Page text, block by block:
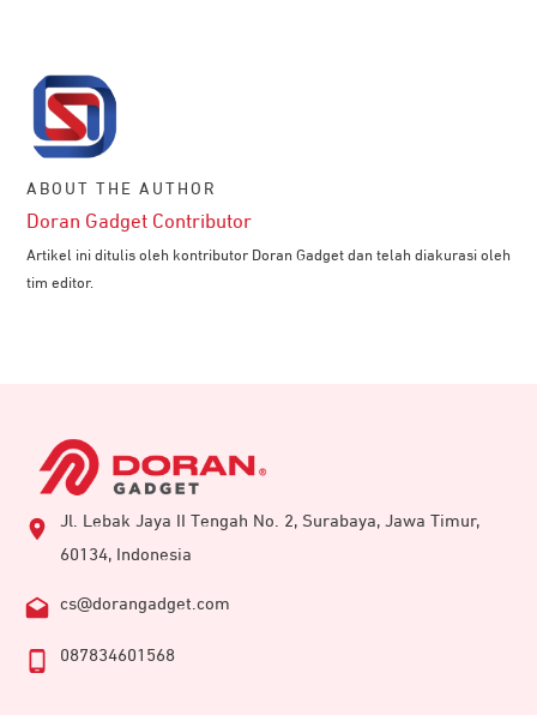
ABOUT THE AUTHOR
Doran Gadget Contributor
Artikel ini ditulis oleh kontributor Doran Gadget dan telah diakurasi oleh
tim editor.
Jl. Lebak Jaya II Tengah No. 2, Surabaya, Jawa Timur,
60134, Indonesia
cs@dorangadget.com
087834601568